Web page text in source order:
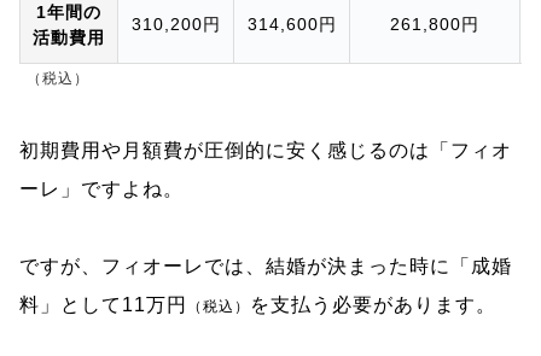
1年間の
活動費用
310,200円 314,600円 261,800円
（税込）
初期費用や月額費が圧倒的に安く感じるのは「フィオ
ーレ」ですよね。
ですが、フィオーレでは、結婚が決まった時に「成婚
料」として11万円
（税込） を支払う必要があります。